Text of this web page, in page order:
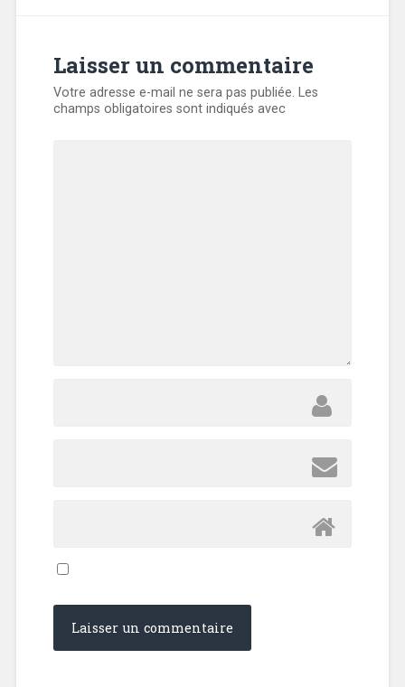
Laisser un commentaire
Votre adresse e-mail ne sera pas publiée. Les
champs obligatoires sont indiqués avec